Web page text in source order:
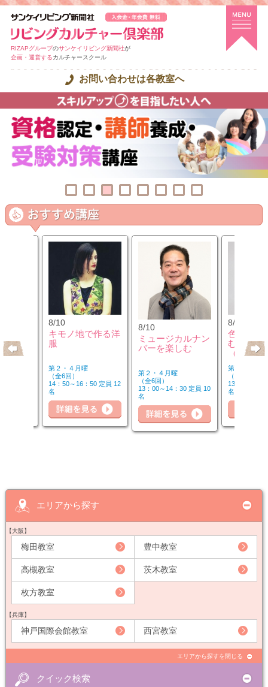
RIZAPグループのサンケイリビング新聞社が
企画・運営するカルチャースクール
お問い合わせは各教室へ
＆リ
8/10
キモノ地で作る洋
服
第２・４月曜
（全6回）
14：50～16：50 定員 12
名
8/10
ミュージカルナン
バーを楽しむ
第２・４月曜
（全6回）
13：00～14：30 定員 10
名
8/12
色のチカ
むカラー
（第2水
第２水曜
（全3回）
13：00～14
名
詳細を見る 詳細を見る
エリアから探す
【大阪】
梅田教室 豊中教室
高槻教室 茨木教室
枚方教室
【兵庫】
神戸国際会館教室 西宮教室
エリアから探すを閉じる
クイック検索